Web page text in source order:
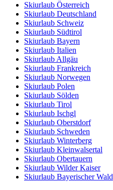
Skiurlaub Österreich
Skiurlaub Deutschland
Skiurlaub Schweiz
Skiurlaub Südtirol
Skiurlaub Bayern
Skiurlaub Italien
Skiurlaub Allgäu
Skiurlaub Frankreich
Skiurlaub Norwegen
Skiurlaub Polen
Skiurlaub Sölden
Skiurlaub Tirol
Skiurlaub Ischgl
Skiurlaub Oberstdorf
Skiurlaub Schweden
Skiurlaub Winterberg
Skiurlaub Kleinwalsertal
Skiurlaub Obertauern
Skiurlaub Wilder Kaiser
Skiurlaub Bayerischer Wald